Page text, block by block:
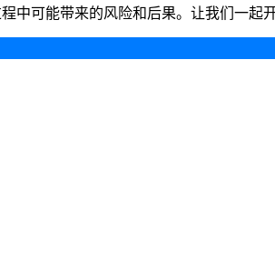
中可能带来的风险和后果。让我们一起